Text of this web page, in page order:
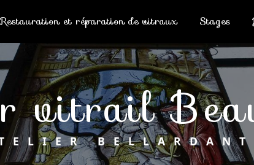
Restauration et réparation de vitraux Stages
vitrail
BELLARDANT